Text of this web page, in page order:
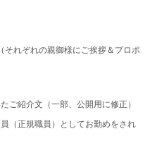
それぞれの親御様にご挨拶＆プロポ
ご紹介文（一部、公開用に修正）
（正規職員）としてお勤めをされ